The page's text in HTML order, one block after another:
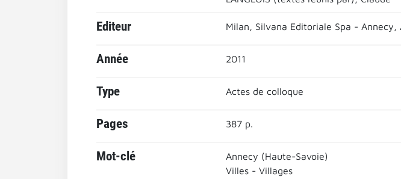
Editeur Milan, Silvana Editoriale Spa -
Année 2011
Type Actes de colloque
Pages 387 p.
Mot-clé
Annecy (Haute-Savoie)
Villes - Villages